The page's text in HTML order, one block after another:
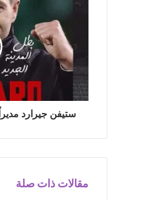
ستيفن جيرارد
مقالات ذات صلة